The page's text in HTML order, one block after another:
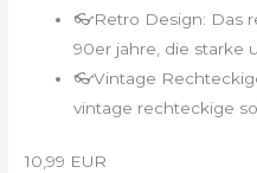
👓Retro Design: Das
90er jahre, die starke
👓Vintage
vintage rechteckige
10,99 EUR